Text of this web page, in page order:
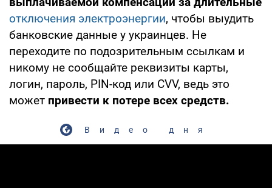
отключения электроэнергии, чтобы выудить
банковские данные у украинцев. Не
переходите по подозрительным ссылкам и
никому не сообщайте реквизиты карты,
логин, пароль, PIN-код или CVV, ведь это
может привести к потере всех средств.
Видео дня